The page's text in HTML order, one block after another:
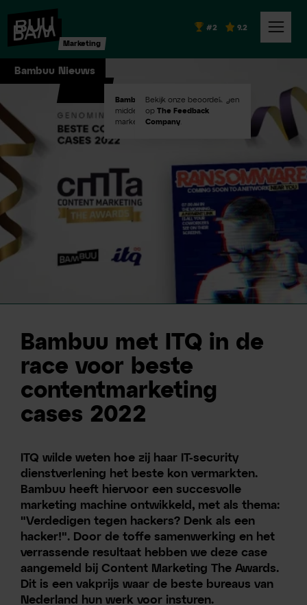
Marketing
#2
Bambuu #2in Emerce100
middelgroot digital
marketingbureaus!
9.2
Bekijk onze beoordelingen
opThe Feedback
Company.
Bambuu Nieuws
Bambuu met ITQ in de
race voor beste
contentmarketing
cases 2022
ITQ wilde weten hoe zij haar IT-security
dienstverlening het beste kon vermarkten.
Bambuu heeft hiervoor een succesvolle
marketing machine ontwikkeld, met als thema:
"Verdedigen tegen hackers? Denk als een
hacker!". Door de toffe samenwerking en het
verrassende resultaat hebben we deze case
aangemeld bij Content Marketing The Awards.
Dit is een vakprijs waar de beste bureaus van
Nederland hun werk voor insturen.